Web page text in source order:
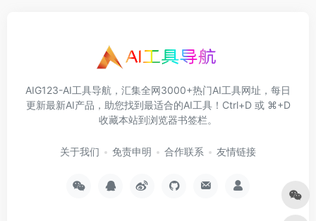
AIG123-AI工具导航，汇集全网3000+热门AI工具网址，每日
更新最新AI产品，助您找到最适合的AI工具！Ctrl+D 或 ⌘+D
收藏本站到浏览器书签栏。
关于我们 免责申明 合作联系 友情链接